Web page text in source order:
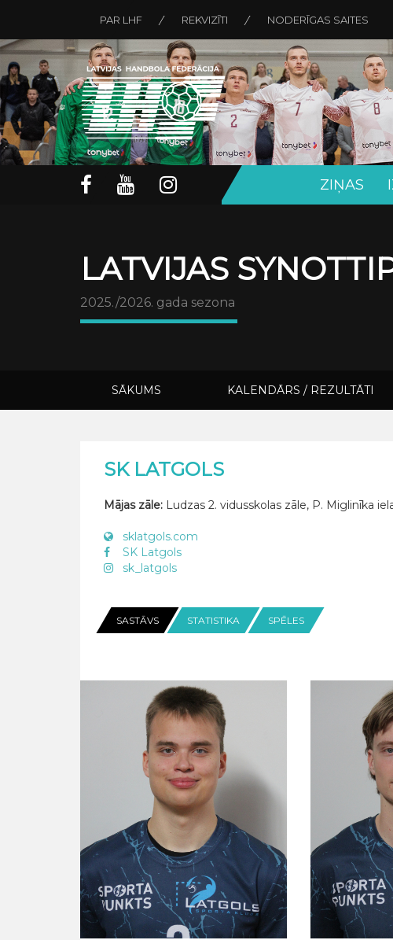
PAR LHF REKVIZĪTI NODERĪGAS SAITES
ZIŅAS
LATVIJAS
2025./2026. gada sezona
SĀKUMS KALENDĀRS / REZULTĀTI
SK LATGOLS
Mājas zāle: Ludzas 2. vidusskolas zāle, P. Miglinīka
sklatgols.com
SK Latgols
sk_latgols
SASTĀVS STATISTIKA SPĒLES